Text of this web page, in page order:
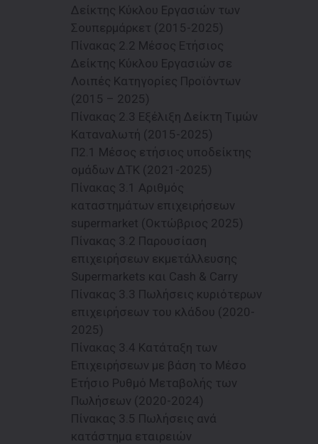
Δείκτης Κύκλου Εργασιών των
Σουπερμάρκετ (2015-2025)
Πίνακας 2.2 Μέσος Ετήσιος
Δείκτης Κύκλου Εργασιών σε
Λοιπές Κατηγορίες Προϊόντων
(2015 – 2025)
Πίνακας 2.3 Εξέλιξη Δείκτη Τιμών
Καταναλωτή (2015-2025)
Π2.1 Μέσος ετήσιος υποδείκτης
oμάδων ΔΤΚ (2021-2025)
Πίνακας 3.1 Αριθμός
καταστημάτων επιχειρήσεων
supermarket (Οκτώβριος 2025)
Πίνακας 3.2 Παρουσίαση
επιχειρήσεων εκμετάλλευσης
Supermarkets και Cash & Carry
Πίνακας 3.3 Πωλήσεις κυριότερων
επιχειρήσεων του κλάδου (2020-
2025)
Πίνακας 3.4 Κατάταξη των
Επιχειρήσεων με βάση το Μέσο
Ετήσιο Ρυθμό Μεταβολής των
Πωλήσεων (2020-2024)
Πίνακας 3.5 Πωλήσεις ανά
κατάστημα εταιρειών